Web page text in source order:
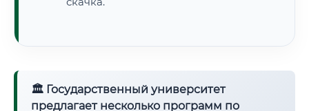
🏛 Государственный университет
предлагает несколько программ по